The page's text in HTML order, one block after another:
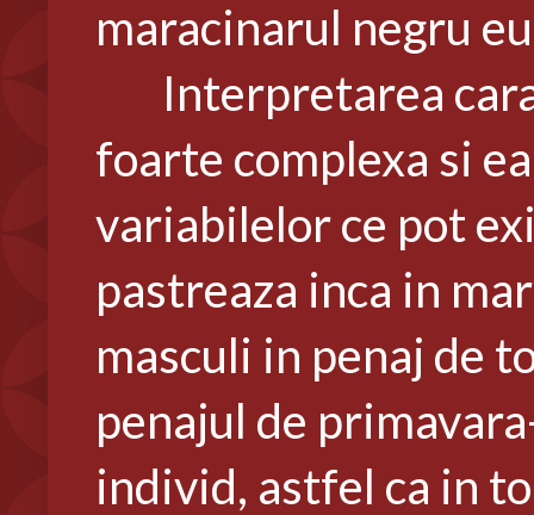
maracinarul negru
Interpretarea
foarte complexa si
variabilelor ce pot
pastreaza inca in
masculi in penaj de
penajul de
individ, astfel ca in